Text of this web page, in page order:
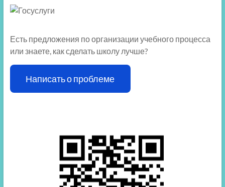
Есть предложения по организации учебного процесса
или знаете, как сделать школу лучше?
Написать о проблеме